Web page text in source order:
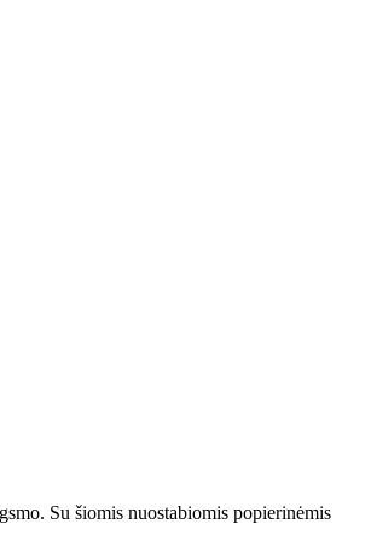
Su šiomis nuostabiomis popierinėmis